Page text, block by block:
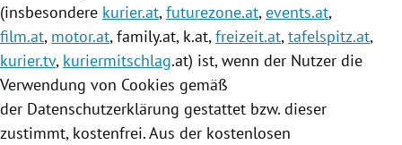
(insbesondere kurier.at, futurezone.at, events.at,
film.at, motor.at, family.at, k.at, freizeit.at, tafelspitz.at,
kurier.tv, kuriermitschlag.at) ist, wenn der Nutzer die
Verwendung von Cookies gemäß
der Datenschutzerklärung gestattet bzw. dieser
zustimmt, kostenfrei. Aus der kostenlosen